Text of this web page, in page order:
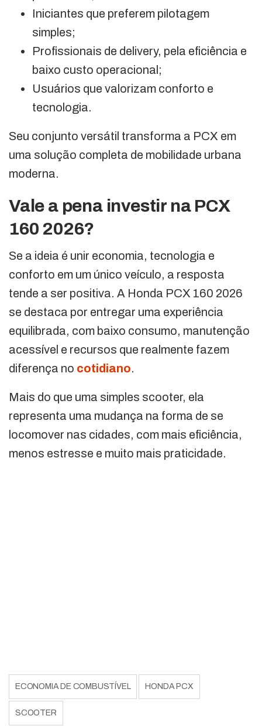
Iniciantes que preferem pilotagem
simples;
Profissionais de delivery, pela eficiência e
baixo custo operacional;
Usuários que valorizam conforto e
tecnologia.
Seu conjunto versátil transforma a PCX em
uma solução completa de mobilidade urbana
moderna.
Vale a pena investir na PCX
160 2026?
Se a ideia é unir economia, tecnologia e
conforto em um único veículo, a resposta
tende a ser positiva. A Honda PCX 160 2026
se destaca por entregar uma experiência
equilibrada, com baixo consumo, manutenção
acessível e recursos que realmente fazem
diferença no cotidiano.
Mais do que uma simples scooter, ela
representa uma mudança na forma de se
locomover nas cidades, com mais eficiência,
menos estresse e muito mais praticidade.
ECONOMIA DE COMBUSTÍVEL HONDA PCX
SCOOTER